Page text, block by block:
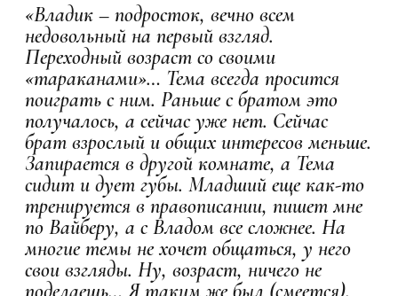
«Владик – подросток, вечно всем
недовольный на первый взгляд.
Переходный возраст со своими
«тараканами»… Тема всегда просится
поиграть с ним. Раньше с братом это
получалось, а сейчас уже нет. Сейчас
брат взрослый и общих интересов меньше.
Запирается в другой комнате, а Тема
сидит и дует губы. Младший еще как-то
тренируется в правописании, пишет мне
по Вайберу, а с Владом все сложнее. На
многие темы не хочет общаться, у него
свои взгляды. Ну, возраст, ничего не